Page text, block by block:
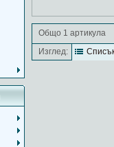
Общо 1 артикула
Изглед: